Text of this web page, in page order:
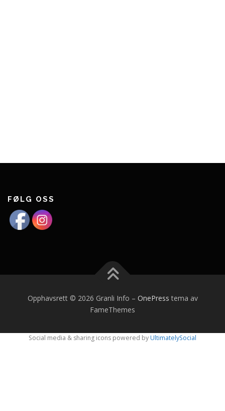
FØLG OSS
Opphavsrett © 2026 Granli Info – OnePress tema av
FameThemes
Social media & sharing icons powered byUltimatelySocial